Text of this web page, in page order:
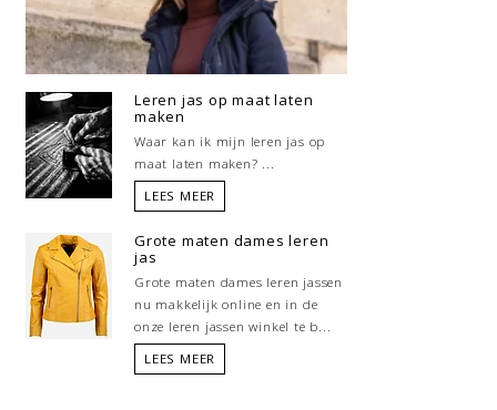
Leren jas op maat laten
maken
Waar kan ik mijn leren jas op
maat laten maken? ...
LEES MEER
Grote maten dames leren
jas
Grote maten dames leren jassen
nu makkelijk online en in de
onze leren jassen winkel te b...
LEES MEER